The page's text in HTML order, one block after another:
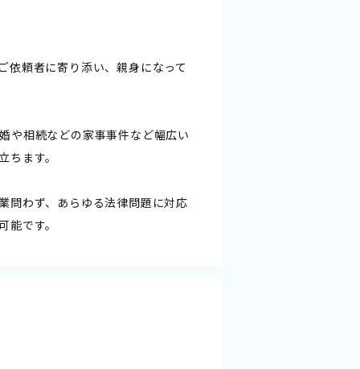
依頼者に寄り添い、親身になって
や相続などの家事事件など幅広い
ます。
問わず、あらゆる法律問題に対応
です。